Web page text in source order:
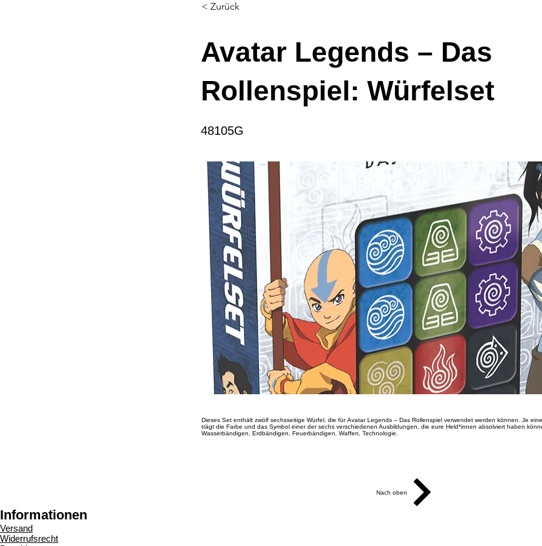
< Zurück
Avatar Legends – Das
Rollenspiel: Würfelset
48105G
Dieses Set enthält zwölf sechsseitige Würfel, die für Avatar Legends – Das Rollenspiel verwendet werden können. Je
trägt die Farbe und das Symbol einer der sechs verschiedenen Ausbildungen, die eure Held*innen absolviert haben
Wasserbändigen, Erdbändigen, Feuerbändigen, Waffen, Technologie.
Nach oben
Informationen
Versand
Widerrufsrecht